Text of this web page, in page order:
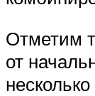
Отметим
от